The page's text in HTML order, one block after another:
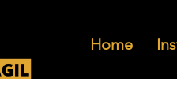
Home